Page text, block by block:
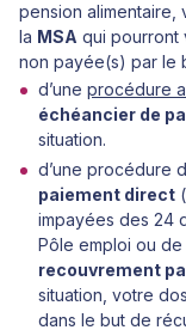
pension alimentaire,
la MSA qui pourront
non payée(s) par le
d’une procédure
échéancier de
situation.
d’une procédure
paiement direct
impayées des 24
Pôle emploi ou
recouvrement
situation, votre
dans le but de